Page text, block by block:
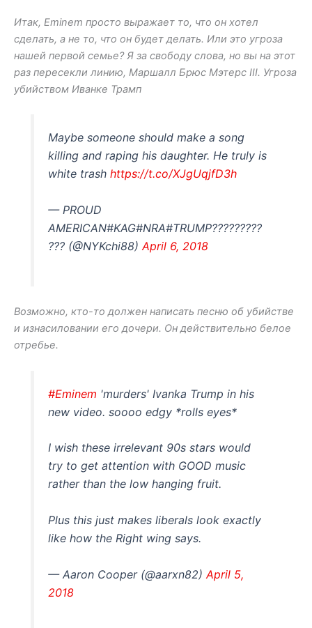
Итак, Eminem просто выражает то, что он хотел
сделать, а не то, что он будет делать. Или это угроза
нашей первой семье? Я за свободу слова, но вы на этот
раз пересекли линию, Маршалл Брюс Мэтерс III. Угроза
убийством Иванке Трамп
Maybe someone should make a song
killing and raping his daughter. He truly is
white trashhttps://t.co/XJgUqjfD3h
— PROUD
AMERICAN#KAG#NRA#TRUMP?????????
??? (@NYKchi88)April 6, 2018
Возможно, кто-то должен написать песню об убийстве
и изнасиловании его дочери. Он действительно белое
отребье.
#Eminem 'murders' Ivanka Trump in his
new video. soooo edgy *rolls eyes*
I wish these irrelevant 90s stars would
try to get attention with GOOD music
rather than the low hanging fruit.
Plus this just makes liberals look exactly
like how the Right wing says.
— Aaron Cooper (@aarxn82)April 5,
2018